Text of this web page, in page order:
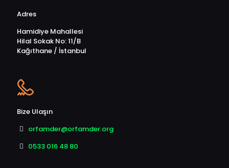
Adres
Hamidiye Mahallesi
Hilal Sokak No: 11/B
Kağıthane / İstanbul
Bize Ulaşın
orfamder@orfamder.org
0533 016 48 80